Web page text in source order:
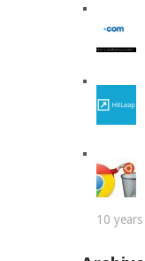
10 years